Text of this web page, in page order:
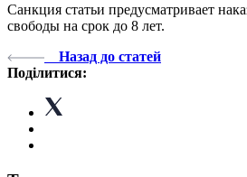
Санкция статьи предусматривает
свободы на срок до 8 лет.
Назад до статей
Поділитися: